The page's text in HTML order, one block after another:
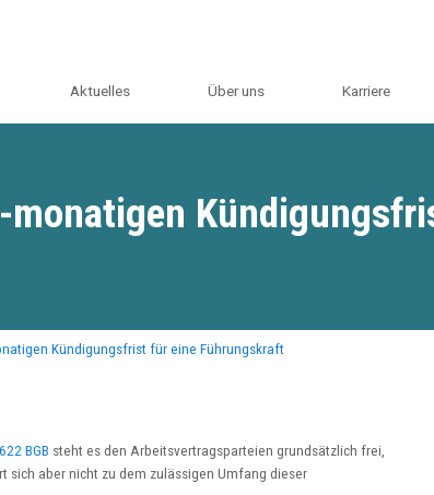
Aktuelles Über uns Karriere
Kündigungsfrist für eine Führungskraft
BGB steht es den Arbeitsvertragsparteien grundsätzlich frei,
sich aber nicht zu dem zulässigen Umfang dieser